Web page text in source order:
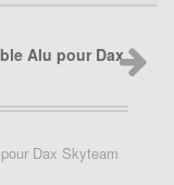
Dax Skyteam